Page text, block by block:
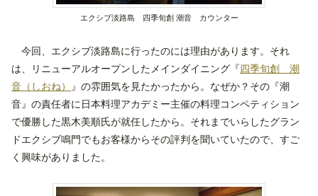
エクシブ淡路島 四季旬創 潮音 カウンター
今回、エクシブ淡路島に行ったのには理由があります。それ
は、リニューアルオープンしたメインダイニング『四季旬創 潮
音（しおね）
』の雰囲気を見たかったから。なぜか？その『潮
音』の責任者に日本料理アカデミー主催の料理コンペティション
で優勝した黒木美順氏が就任したから。それまでいらしたグラン
ドエクシブ鳴門でもお客様からその評判を聞いていたので、すご
く興味がありました。